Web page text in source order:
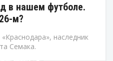
в нашем футболе.
м?
наследник
Семака.